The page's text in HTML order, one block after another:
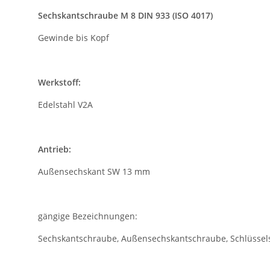
Sechskantschraube M 8 DIN 933 (ISO 4017)
Gewinde bis Kopf
Werkstoff:
Edelstahl V2A
Antrieb:
Außensechskant SW 13 mm
gängige Bezeichnungen:
Sechskantschraube, Außensechskantschraube,